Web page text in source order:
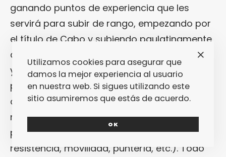
ganando puntos de experiencia que les
servirá para subir de rango, empezando por
el título de Cabo y subiendo paulatinamente
a Sargento, Teniente, Capitán, Comandante
y, finalmente, Coronel. Al subir de rango,
podemos elegir una habilidad de dos
opciones para así ayudar a ir definiendo
mejor a nuestro soldado (por ejemplo,
podemos decidir si queremos más
resistencia, movilidad, puntería, etc.). Todo
Utilizamos cookies para asegurar que
damos la mejor experiencia al usuario
en nuestra web. Si sigues utilizando este
sitio asumiremos que estás de acuerdo.
OK